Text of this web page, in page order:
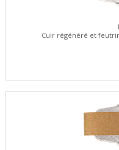
Cuir régénéré et